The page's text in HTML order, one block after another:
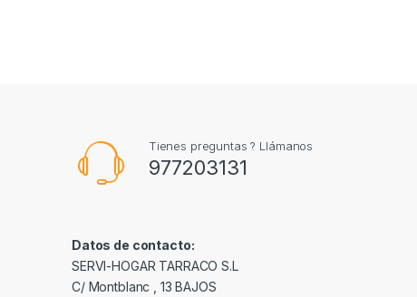
Tienes preguntas ? Llámanos
977203131
Datos de contacto:
SERVI-HOGAR TARRACO S.L
C/ Montblanc , 13 BAJOS